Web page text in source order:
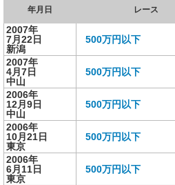
年月日 レース
2007年
7月22日
新潟
500万円以下
2007年
4月7日
中山
500万円以下
2006年
12月9日
中山
500万円以下
2006年
10月21日
東京
500万円以下
2006年
6月11日
東京
500万円以下